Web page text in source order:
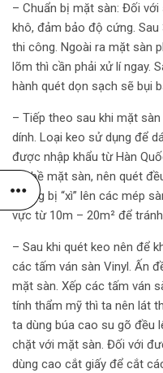
– Chuẩn bị mặt sàn: Đối
khô, đảm bảo độ cứng.
thi công. Ngoài ra mặt sàn
lõm thì cần phải xử lí ngay.
hành quét dọn sạch sẽ bụi
– Tiếp theo sau khi mặt
dính. Loại keo sử dụng để
được nhập khẩu từ Hàn
lên bề mặt sàn, nên quét
không bị “xì” lên các mép
vực từ 10m – 20m² để
– Sau khi quét keo nên để
các tấm ván sàn Vinyl. Ấn
mặt sàn. Xếp các tấm ván
tính thẩm mỹ thì ta nên lát
ta dùng búa cao su gõ đều
chặt với mặt sàn. Đối với
dùng cao cắt giấy để cắt